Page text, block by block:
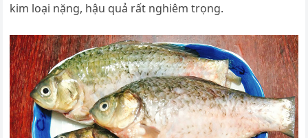
kim loại nặng, hậu quả rất nghiêm trọng.